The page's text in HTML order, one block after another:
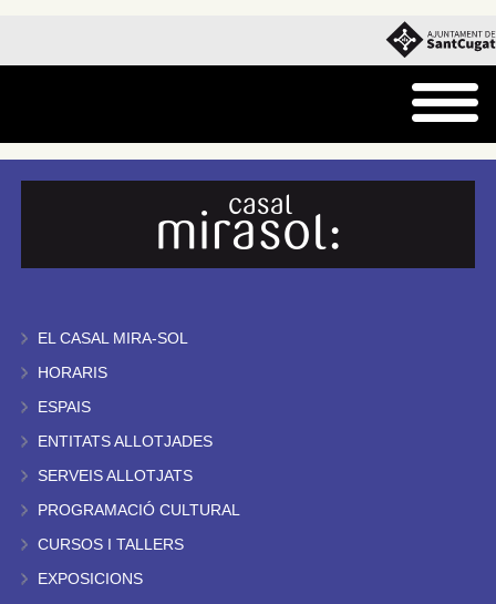
EL CASAL MIRA-SOL
HORARIS
ESPAIS
ENTITATS ALLOTJADES
SERVEIS ALLOTJATS
PROGRAMACIÓ CULTURAL
CURSOS I TALLERS
EXPOSICIONS